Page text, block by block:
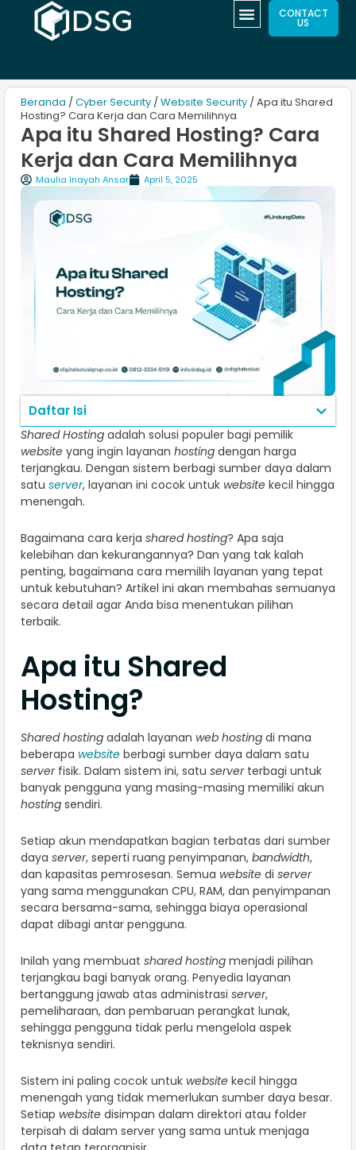
CONTACT
US
Beranda / Cyber Security / Website Security / Apa itu Shared
Hosting? Cara Kerja dan Cara Memilihnya
Apa itu Shared Hosting? Cara
Kerja dan Cara Memilihnya
Maulia Inayah Ansar April 5, 2025
Daftar Isi
Shared Hosting adalah solusi populer bagi pemilik
website yang ingin layanan hosting dengan harga
terjangkau. Dengan sistem berbagi sumber daya dalam
satu server, layanan ini cocok untuk website kecil hingga
menengah.
Bagaimana cara kerja shared hosting? Apa saja
kelebihan dan kekurangannya? Dan yang tak kalah
penting, bagaimana cara memilih layanan yang tepat
untuk kebutuhan? Artikel ini akan membahas semuanya
secara detail agar Anda bisa menentukan pilihan
terbaik.
Apa itu Shared
Hosting?
Shared hosting adalah layanan web hosting di mana
beberapa website berbagi sumber daya dalam satu
serverfisik. Dalam sistem ini, satu serverterbagi untuk
banyak pengguna yang masing-masing memiliki akun
hosting sendiri.
Setiap akun mendapatkan bagian terbatas dari sumber
daya server, seperti ruang penyimpanan, bandwidth,
dan kapasitas pemrosesan. Semua website di server
yang sama menggunakan CPU, RAM, dan penyimpanan
secara bersama-sama, sehingga biaya operasional
dapat dibagi antar pengguna.
Inilah yang membuat shared hosting menjadi pilihan
terjangkau bagi banyak orang. Penyedia layanan
bertanggung jawab atas administrasi server,
pemeliharaan, dan pembaruan perangkat lunak,
sehingga pengguna tidak perlu mengelola aspek
teknisnya sendiri.
Sistem ini paling cocok untuk website kecil hingga
menengah yang tidak memerlukan sumber daya besar.
Setiap website disimpan dalam direktori atau folder
terpisah di dalam server yang sama untuk menjaga